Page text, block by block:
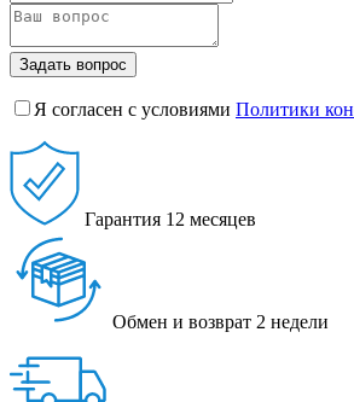
Задать вопрос
Я согласен с условиями Политики
Гарантия 12 месяцев
Обмен и возврат 2 недели